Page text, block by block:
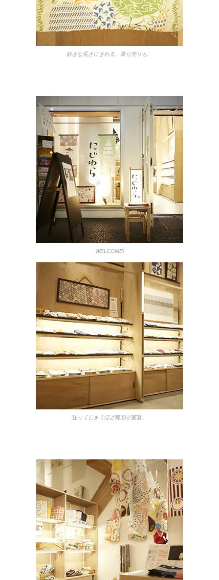
好きな長さにきれる、量り売りも。
WELCOME!
迷ってしまうほど種類が豊富。